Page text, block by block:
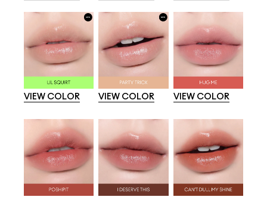
VIEW COLOR VIEW COLOR VIEW COLOR